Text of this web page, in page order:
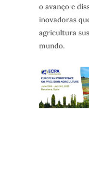
o avanço e
inovadoras
agricultura
mundo.